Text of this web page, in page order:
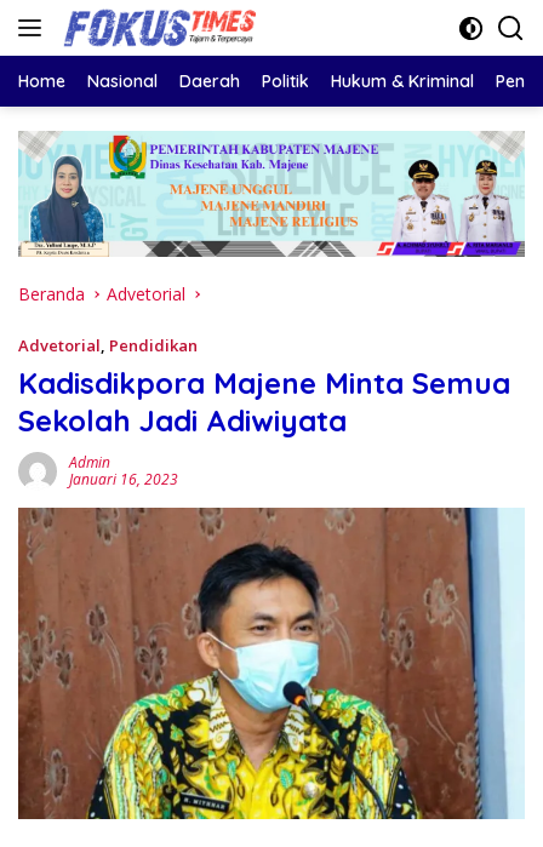
Langsung
Home Nasional Daerah Politik Hukum & Kriminal
Beranda Advetorial
Advetorial, Pendidikan
Kadisdikpora Majene Minta Semua
Sekolah Jadi Adiwiyata
Admin
Januari 16, 2023